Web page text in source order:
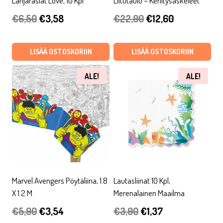
€6,50Alkuperäinen
oli:
€6,50.
€3,58Nykyinen
on:
€3,58.
LISÄÄ OSTOSKORIIN
€22,90Alkuperäinen
oli:
€12,60Nykyinen
on:
€12,60.
LISÄÄ OSTOSKORIIN
ALE!
Marvel Avengers Pöytäliina, 1.8
X 1.2 M
€5,90Alkuperäinen
€3,54Nykyinen
ALE!
Lautasliinat 10 Kpl,
Merenalainen Maailma
€3,90Alkuperäinen
€1,37Nykyinen